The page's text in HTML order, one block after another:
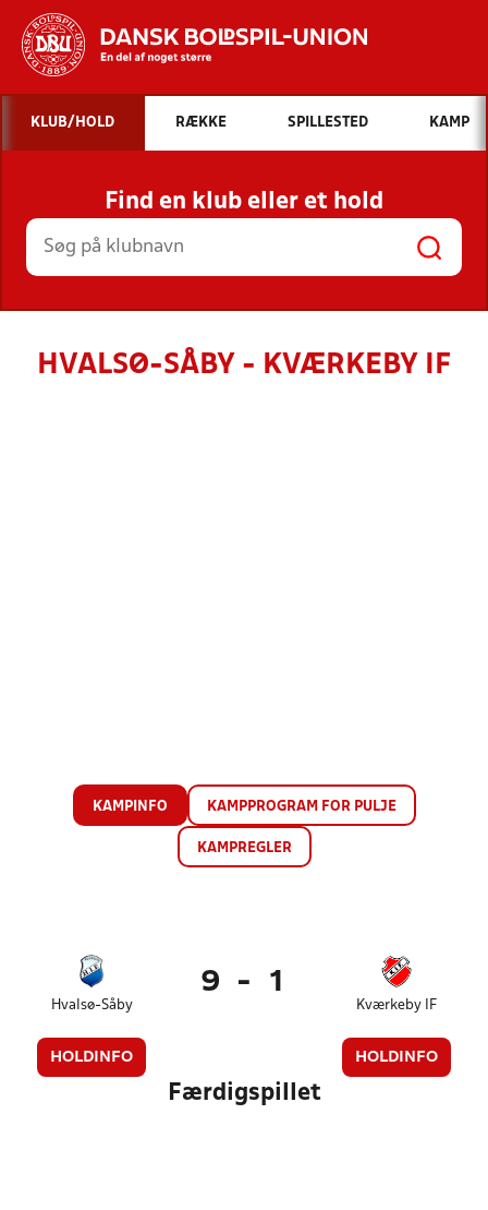
Hvad vil du søge efter?
INDHOLD OG NYHEDER
STILLINGER, RESULTATER, KLUBBER OG
HOLD
KLUB/HOLD RÆKKE SPILLESTED KAMP
Find en klub eller et hold
HVALSØ-SÅBY - KVÆRKEBY IF
KAMPINFO KAMPPROGRAM FOR PULJE
KAMPREGLER
Hvalsø-Såby
HOLDINFO
9 - 1
Kværkeby IF
HOLDINFO
Færdigspillet